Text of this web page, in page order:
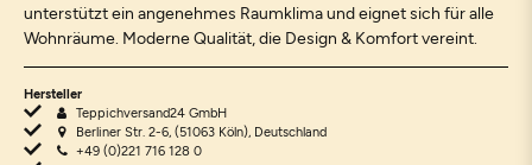
unterstützt ein angenehmes Raumklima und eignet sich für alle
Wohnräume. Moderne Qualität, die Design & Komfort vereint.
Hersteller
Teppichversand24 GmbH
Berliner Str. 2-6, (51063 Köln), Deutschland
+49 (0)221 716 128 0